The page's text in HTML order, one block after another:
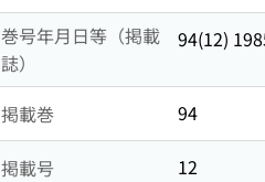
巻号年月日等（掲載
誌）
94(12)
掲載巻 94
掲載号 12